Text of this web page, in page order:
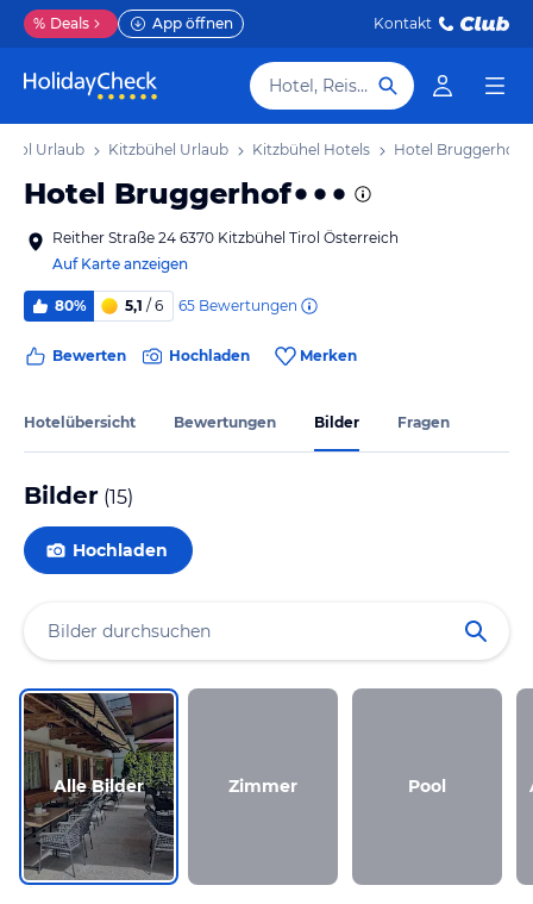
% Deals App öffnen Kontakt
Hotel, Reiseziel
Tirol Urlaub Kitzbühel Urlaub Kitzbühel Hotels Hotel Bruggerhof
Hotel Bruggerhof
Reither Straße 24 6370 Kitzbühel Tirol Österreich
Auf Karte anzeigen
80% 5,1 / 6 65 Bewertungen
Bewerten Hochladen Merken
Hotelübersicht Bewertungen Bilder Fragen
Bilder (15)
Hochladen
Alle Bilder Zimmer Pool